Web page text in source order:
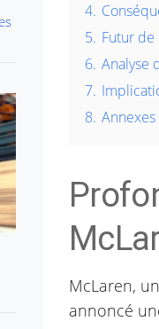
4.
5. Futur
6. Analyse
7.
8.
McLaren,
annoncé